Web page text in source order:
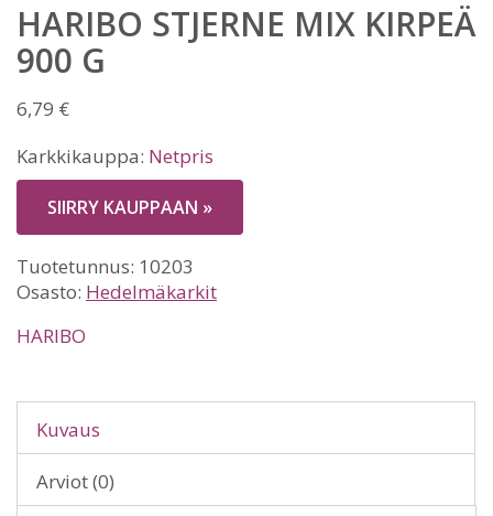
HARIBO STJERNE MIX KIRPEÄ
900 G
6,79 €
Karkkikauppa: Netpris
SIIRRY KAUPPAAN »
Tuotetunnus: 10203
Osasto: Hedelmäkarkit
HARIBO
Kuvaus
Arviot (0)